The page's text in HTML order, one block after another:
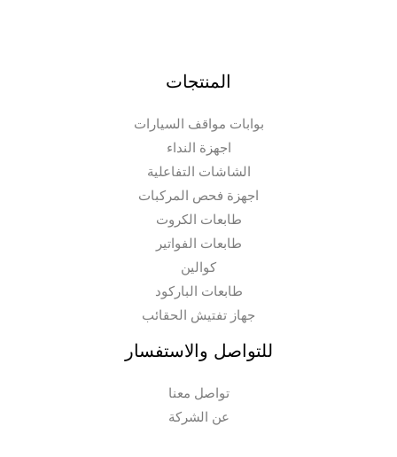
المنتجات
بوابات مواقف السيارات
اجهزة النداء
الشاشات التفاعلية
اجهزة فحص المركبات
طابعات الكروت
طابعات الفواتير
كوالين
طابعات الباركود
جهاز تفتيش الحقائب
للتواصل والاستفسار
تواصل معنا
عن الشركة